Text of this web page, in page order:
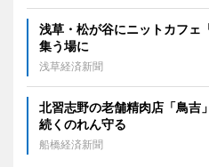
浅草・松が谷にニットカフ
集う場に
浅草経済新聞
北習志野の老舗精肉店「鳥
続くのれん守る
船橋経済新聞